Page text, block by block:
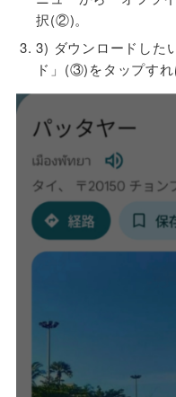
択(②)。
3) ダウンロードした
ド」(③)をタップすれ